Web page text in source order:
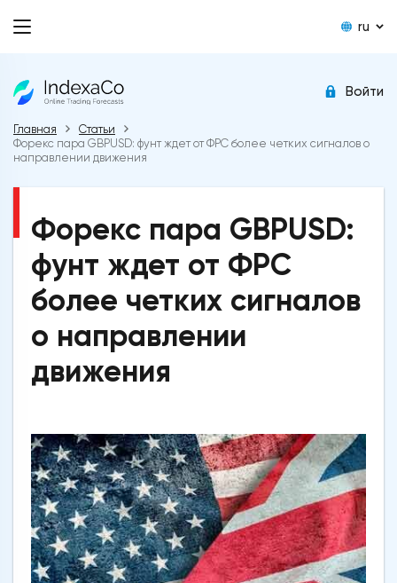
ru
Войти
Главная
Статьи
Форекс пара GBPUSD: фунт ждет от ФРС более четких сигналов о
направлении движения
Форекс пара GBPUSD:
фунт ждет от ФРС
более четких сигналов
о направлении
движения